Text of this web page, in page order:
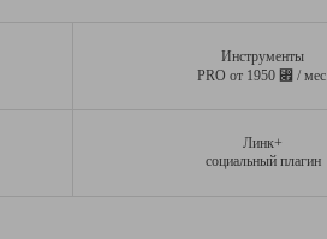
Инструменты
PRO от 1950 ⃏ / мес.
Линк+
социальный плагин